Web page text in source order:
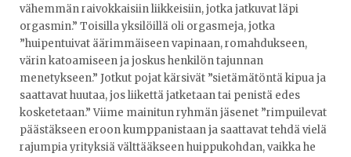
vähemmän raivokkaisiin liikkeisiin, jotka jatkuvat läpi
orgasmin.” Toisilla yksilöillä oli orgasmeja, jotka
”huipentuivat äärimmäiseen vapinaan, romahdukseen,
värin katoamiseen ja joskus henkilön tajunnan
menetykseen.” Jotkut pojat kärsivät ”sietämätöntä kipua ja
saattavat huutaa, jos liikettä jatketaan tai penistä edes
kosketetaan.” Viime mainitun ryhmän jäsenet ”rimpuilevat
päästäkseen eroon kumppanistaan ja saattavat tehdä vielä
rajumpia yrityksiä välttääkseen huippukohdan, vaikka he